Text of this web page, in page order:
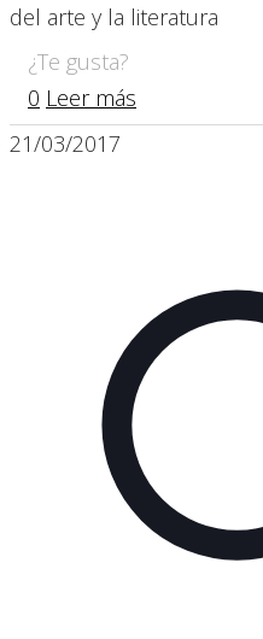
del arte y la literatura
¿Te gusta?
0 Leer más
21/03/2017